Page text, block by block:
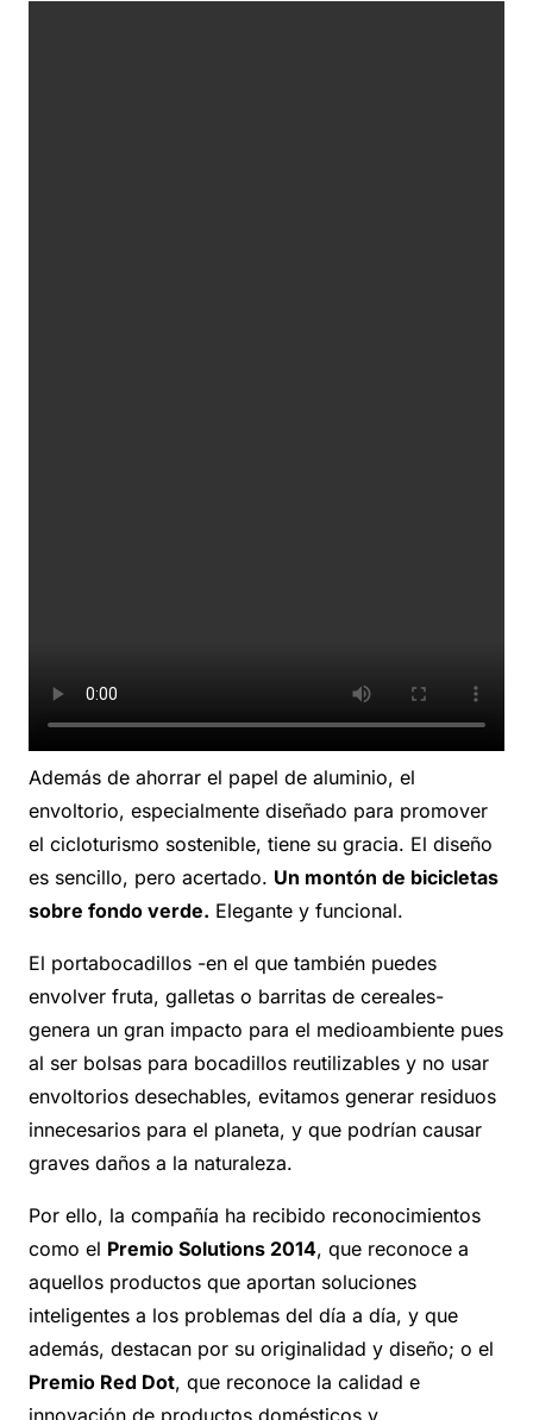
Además de ahorrar el papel de aluminio, el
envoltorio, especialmente diseñado para promover
el cicloturismo sostenible, tiene su gracia. El diseño
es sencillo, pero acertado. Un montón de bicicletas
sobre fondo verde. Elegante y funcional.
El portabocadillos -en el que también puedes
envolver fruta, galletas o barritas de cereales-
genera un gran impacto para el medioambiente pues
al ser bolsas para bocadillos reutilizables y no usar
envoltorios desechables, evitamos generar residuos
innecesarios para el planeta, y que podrían causar
graves daños a la naturaleza.
Por ello, la compañía ha recibido reconocimientos
como el Premio Solutions 2014, que reconoce a
aquellos productos que aportan soluciones
inteligentes a los problemas del día a día, y que
además, destacan por su originalidad y diseño; o el
Premio Red Dot, que reconoce la calidad e
innovación de productos domésticos y